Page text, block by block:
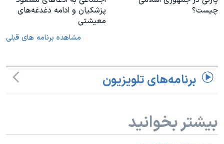
چیست؟
پزشکیان و ادامه دغدغه‌های
معیشتی
مشاهده برنامه های قبلی
برنامه‌های تلویزیون
بیشتر بخوانید